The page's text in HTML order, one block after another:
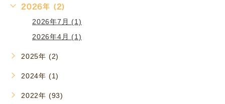
2026年 (2)
2026年7月 (1)
2026年4月 (1)
2025年 (2)
2024年 (1)
2022年 (93)